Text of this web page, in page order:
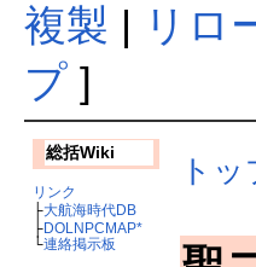
複製 | リロ
プ]
総括Wiki
リンク
├大航海時代DB
├DOLNPCMAP*
└連絡掲示板
トッ